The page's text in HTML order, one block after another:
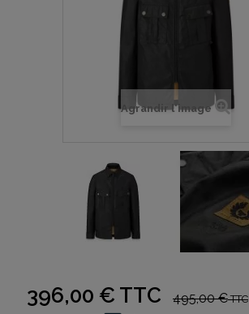
Agrandir l'image
396,00 € TTC 495,00 €TTC